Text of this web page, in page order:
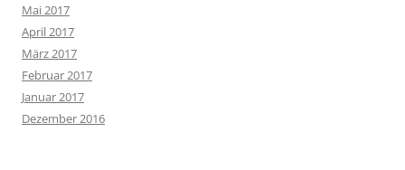
Mai 2017
April 2017
März 2017
Februar 2017
Januar 2017
Dezember 2016